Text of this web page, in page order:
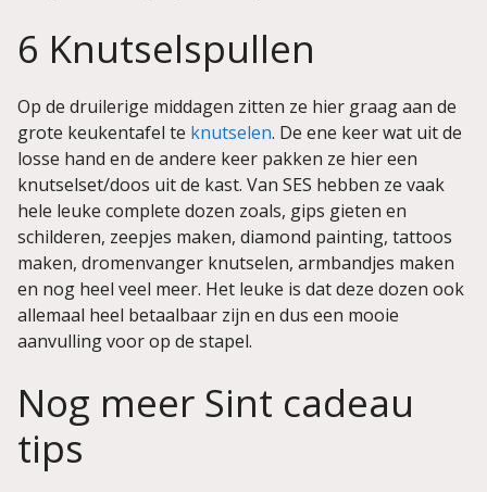
6 Knutselspullen
Op de druilerige middagen zitten ze hier graag aan de
grote keukentafel te knutselen. De ene keer wat uit de
losse hand en de andere keer pakken ze hier een
knutselset/doos uit de kast. Van SES hebben ze vaak
hele leuke complete dozen zoals, gips gieten en
schilderen, zeepjes maken, diamond painting, tattoos
maken, dromenvanger knutselen, armbandjes maken
en nog heel veel meer. Het leuke is dat deze dozen ook
allemaal heel betaalbaar zijn en dus een mooie
aanvulling voor op de stapel.
Nog meer Sint cadeau
tips